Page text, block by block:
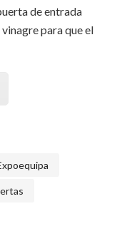
de entrada
para que el